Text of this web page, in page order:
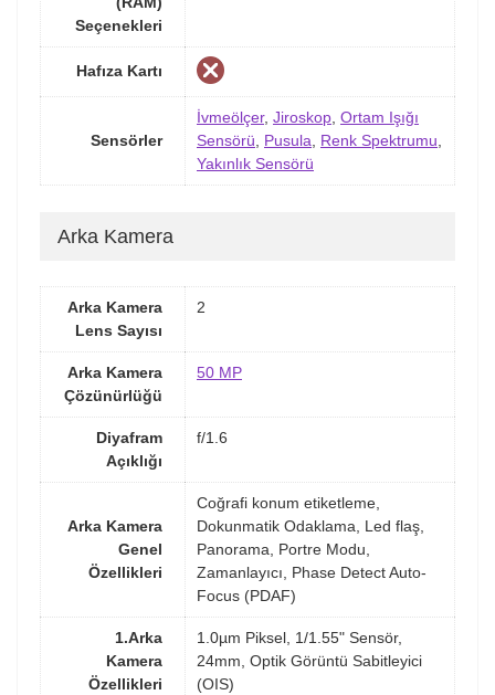
Seçenekleri
Hafıza Kartı
Sensörler
İvmeölçer, Jiroskop, Ortam Işığı
Sensörü, Pusula, Renk Spektrumu,
Yakınlık Sensörü
Arka Kamera
Arka Kamera
Lens Sayısı
2
Arka Kamera
Çözünürlüğü
50 MP
Diyafram
Açıklığı
f/1.6
Arka Kamera
Genel
Özellikleri
Coğrafi konum etiketleme,
Dokunmatik Odaklama, Led flaş,
Panorama, Portre Modu,
Zamanlayıcı, Phase Detect Auto-
Focus (PDAF)
1.Arka
Kamera
Özellikleri
1.0µm Piksel, 1/1.55" Sensör,
24mm, Optik Görüntü Sabitleyici
(OIS)